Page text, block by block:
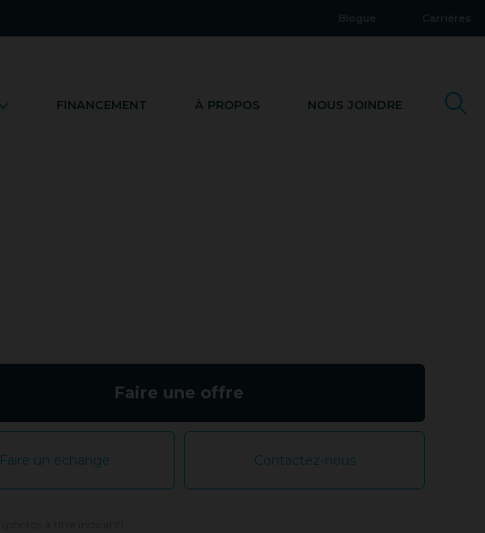
Blogue Carrières
FINANCEMENT À PROPOS NOUS JOINDRE
Faire une offre
Faire un échange Contactez-nous